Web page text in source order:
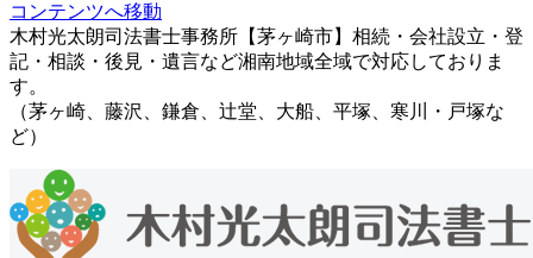
コンテンツへ移動
木村光太朗司法書士事務所【茅ヶ崎市】相続・会社設立・登
記・相談・後見・遺言など湘南地域全域で対応しておりま
す。
（茅ヶ崎、藤沢、鎌倉、辻堂、大船、平塚、寒川・戸塚な
ど）